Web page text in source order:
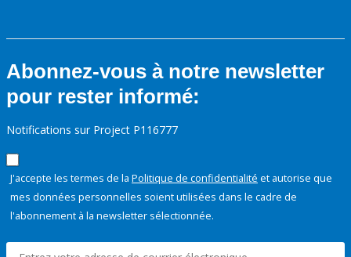
Abonnez-vous à notre newsletter
pour rester informé:
Notifications sur Project P116777
J'accepte les termes de la Politique de confidentialité et autorise que
mes données personnelles soient utilisées dans le cadre de
l'abonnement à la newsletter sélectionnée.